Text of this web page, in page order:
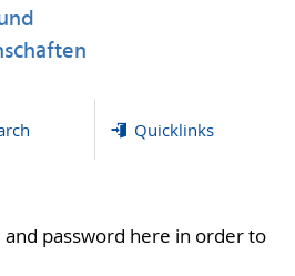
Quicklinks
password here in order to